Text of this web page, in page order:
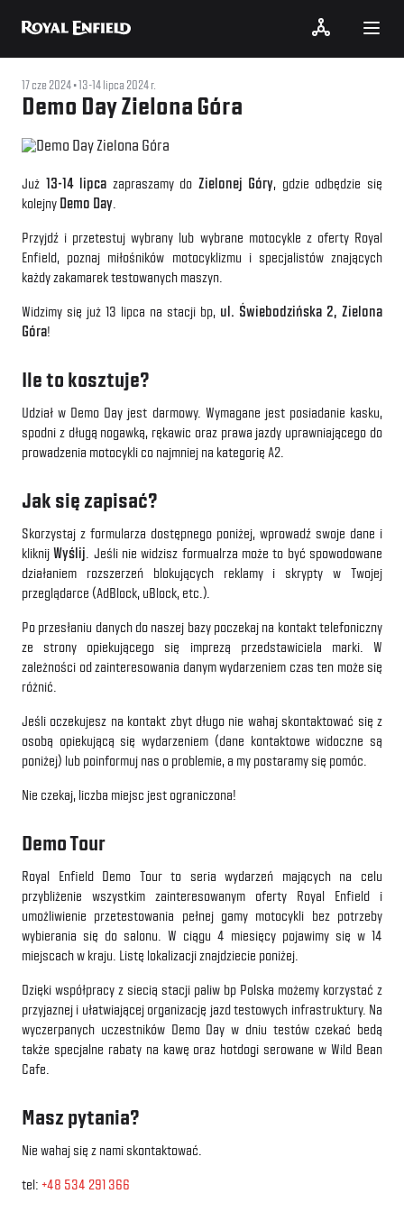
17 cze 2024 13-14 lipca 2024 r.
Demo Day Zielona Góra
Już 13-14 lipca zapraszamy do Zielonej Góry, gdzie odbędzie się
kolejny Demo Day
Przyjdź i przetestuj wybrany lub wybrane motocykle z oferty Royal
Enfield, poznaj miłośników motocyklizmu i specjalistów znających
każdy zakamarek testowanych maszyn.
Widzimy się już 13 lipca na stacji bp, ul. Świebodzińska 2, Zielona
Góra!
Ile to kosztuje?
Udział w Demo Day jest darmowy. Wymagane jest posiadanie kasku,
spodni z długą nogawką, rękawic oraz prawa jazdy uprawniającego do
prowadzenia motocykli co najmniej na kategorię A2.
Jak się zapisać?
Skorzystaj z formularza dostępnego poniżej, wprowadź swoje dane i
kliknijWyślij . Jeśli nie widzisz formualrza może to być spowodowane
działaniem rozszerzeń blokujących reklamy i skrypty w Twojej
przeglądarce (AdBlock, uBlock, etc.).
Po przesłaniu danych do naszej bazy poczekaj na kontakt telefoniczny
ze strony opiekującego się imprezą przedstawiciela marki. W
zależności od zainteresowania danym wydarzeniem czas ten może się
różnić.
Jeśli oczekujesz na kontakt zbyt długo nie wahaj skontaktować się z
osobą opiekującą się wydarzeniem (dane kontaktowe widoczne są
poniżej) lub poinformuj nas o problemie, a my postaramy się pomóc.
Nie czekaj, liczba miejsc jest ograniczona!
Demo Tour
Royal Enfield Demo Tour to seria wydarzeń mających na celu
przybliżenie wszystkim zainteresowanym oferty Royal Enfield i
umożliwienie przetestowania pełnej gamy motocykli bez potrzeby
wybierania się do salonu. W ciągu 4 miesięcy pojawimy się w 14
miejscach w kraju. Listę lokalizacji znajdziecie poniżej.
Dzięki współpracy z siecią stacji paliw bp Polska możemy korzystać z
przyjaznej i ułatwiającej organizację jazd testowych infrastruktury. Na
wyczerpanych uczestników Demo Day w dniu testów czekać bedą
także specjalne rabaty na kawę oraz hotdogi serowane w Wild Bean
Cafe.
Masz pytania?
Nie wahaj się z nami skontaktować.
tel: +48 534 291 366